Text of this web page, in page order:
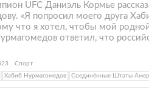
UFC Даниэль Кормье
«Я попросил моего друга
что я хотел, чтобы мой
ответил, что
Спорт
Хабиб Нурмагомедов Соединённые Штаты